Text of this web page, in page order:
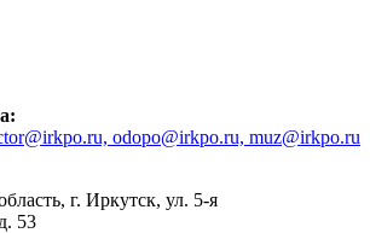
odopo@irkpo.ru, muz@irkpo.ru
г. Иркутск, ул. 5-я
53